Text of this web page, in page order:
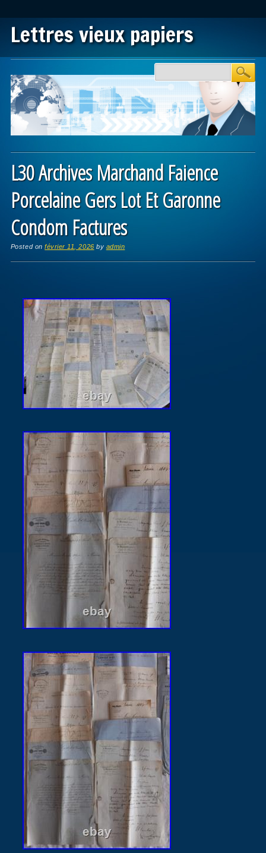
Lettres vieux papiers
Main menu
L30 Archives Marchand Faience
Porcelaine Gers Lot Et Garonne
Condom Factures
Posted onfévrier 11, 2026 by admin